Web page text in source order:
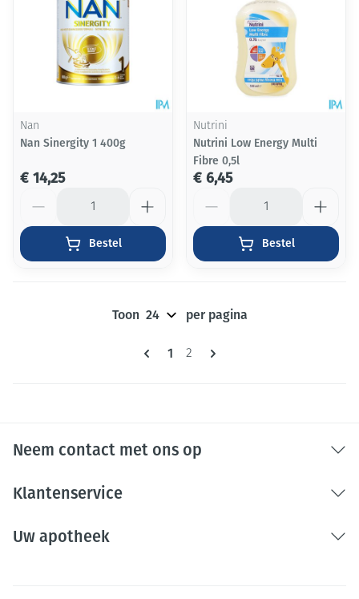
Nan
Nan Sinergity 1 400g
€ 14,25
Bestel
Nutrini
Nutrini Low Energy Multi
Fibre 0,5l
€ 6,45
Bestel
Pagina's
U lees momenteel pagina
1 Pagina
2
Toon per pagina
Neem contact met ons op
Klantenservice
Uw apotheek